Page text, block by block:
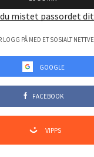
mistet passordet
LOGG PÅ MED ET SOSIALT
GOOGLE
FACEBOOK